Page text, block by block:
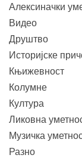
Алексиначки
Видео
Друштво
Историјске
Књижевност
Колумне
Култура
Ликовна
Музичка
Разно